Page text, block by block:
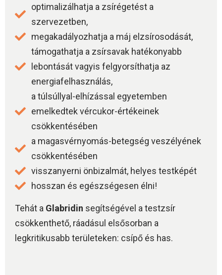
optimalizálhatja a zsírégetést a
szervezetben,
megakadályozhatja a máj elzsírosodását,
támogathatja a zsírsavak hatékonyabb
lebontását vagyis felgyorsíthatja az
energiafelhasználás,
a túlsúllyal-elhízással egyetemben
emelkedtek vércukor-értékeinek
csökkentésében
a magasvérnyomás-betegség veszélyének
csökkentésében
visszanyerni önbizalmát, helyes testképét
hosszan és egészségesen élni!
Tehát a Glabridin segítségével a testzsír
csökkenthető, ráadásul elsősorban a
legkritikusabb területeken: csípő és has.